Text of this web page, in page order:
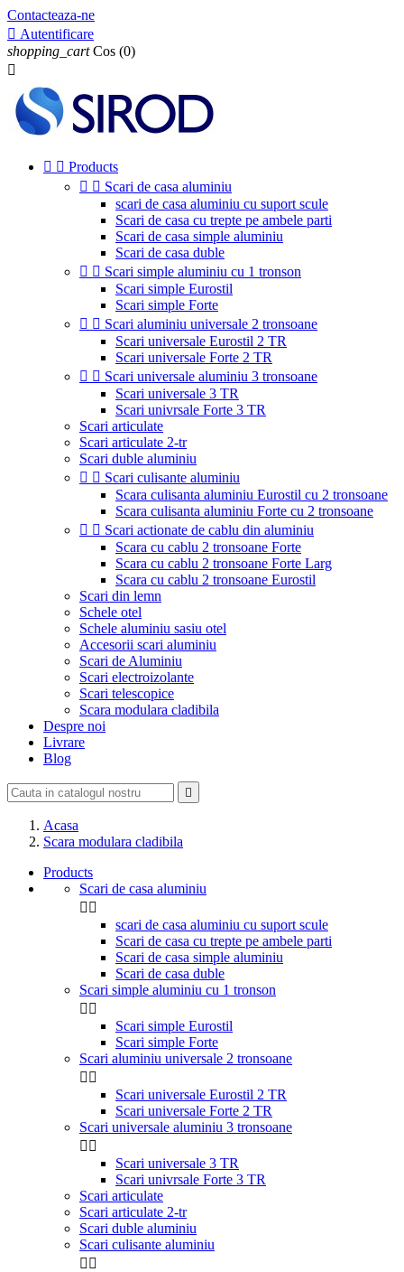
Contacteaza-ne
 Autentificare
shopping_cart Cos (0)

  Products
  Scari de casa aluminiu
scari de casa aluminiu cu suport scule
Scari de casa cu trepte pe ambele parti
Scari de casa simple aluminiu
Scari de casa duble
  Scari simple aluminiu cu 1 tronson
Scari simple Eurostil
Scari simple Forte
  Scari aluminiu universale 2 tronsoane
Scari universale Eurostil 2 TR
Scari universale Forte 2 TR
  Scari universale aluminiu 3 tronsoane
Scari universale 3 TR
Scari univrsale Forte 3 TR
Scari articulate
Scari articulate 2-tr
Scari duble aluminiu
  Scari culisante aluminiu
Scara culisanta aluminiu Eurostil cu 2 tronsoane
Scara culisanta aluminiu Forte cu 2 tronsoane
  Scari actionate de cablu din aluminiu
Scara cu cablu 2 tronsoane Forte
Scara cu cablu 2 tronsoane Forte Larg
Scara cu cablu 2 tronsoane Eurostil
Scari din lemn
Schele otel
Schele aluminiu sasiu otel
Accesorii scari aluminiu
Scari de Aluminiu
Scari electroizolante
Scari telescopice
Scara modulara cladibila
Despre noi
Livrare
Blog

Acasa
Scara modulara cladibila
Products
Scari de casa aluminiu
 
scari de casa aluminiu cu suport scule
Scari de casa cu trepte pe ambele parti
Scari de casa simple aluminiu
Scari de casa duble
Scari simple aluminiu cu 1 tronson
 
Scari simple Eurostil
Scari simple Forte
Scari aluminiu universale 2 tronsoane
 
Scari universale Eurostil 2 TR
Scari universale Forte 2 TR
Scari universale aluminiu 3 tronsoane
 
Scari universale 3 TR
Scari univrsale Forte 3 TR
Scari articulate
Scari articulate 2-tr
Scari duble aluminiu
Scari culisante aluminiu
 